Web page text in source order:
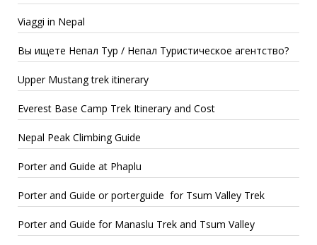
Viaggi in Nepal
Вы ищете Непал Тур / Непал Туристическое агентство?
Upper Mustang trek itinerary
Everest Base Camp Trek Itinerary and Cost
Nepal Peak Climbing Guide
Porter and Guide at Phaplu
Porter and Guide or porterguide for Tsum Valley Trek
Porter and Guide for Manaslu Trek and Tsum Valley